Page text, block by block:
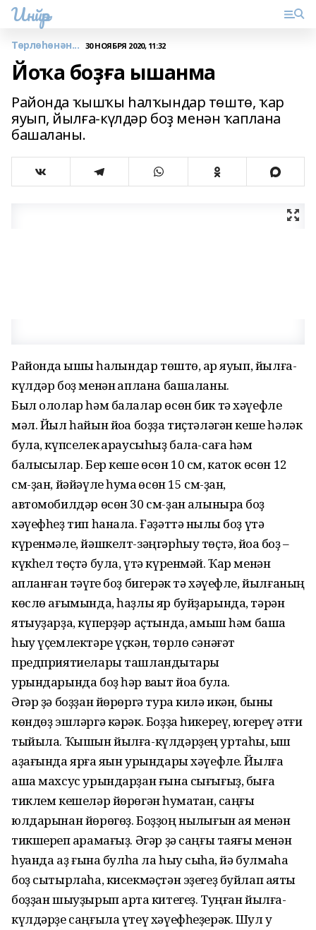
Инйәр
Төрлөһөнән... 30 НОЯБРЯ 2020, 11:32
Йоҡа боҙға ышанма
Районда ҡышҡы һалҡындар төштө, ҡар
яуып, йылға-күлдәр боҙ менән ҡаплана
башаланы.
Районда ҡышҡы һалҡындар төштө, ҡар яуып, йылға-
күлдәр боҙ менән ҡаплана башаланы.
Был ололар һәм балалар өсөн бик тә хәүефле
мәл. Йыл һайын йоҡа боҙҙа тиҫтәләгән кеше һәләк
була, күпселек ҡараусыһыҙ бала-саға һәм
балыҡсылар. Бер кеше өсөн 10 см, каток өсөн 12
см-ҙан, йәйәүле һуҡмаҡ өсөн 15 см-ҙан,
автомобилдәр өсөн 30 см-ҙан ҡалыныраҡ боҙ
хәүефһеҙ тип һанала. Ғәҙәттә ныҡлы боҙ үтә
күренмәле, йәшкелт-зәңгәрһыу төҫтә, йоҡа боҙ –
күкһел төҫтә була, үтә күренмәй. Ҡар менән
ҡапланған тәүге боҙ бигерәк тә хәүефле, йылғаның
көслө ағымында, һаҙлы яр буйҙарында, тәрән
ятыуҙарҙа, күперҙәр аҫтында, ҡамыш һәм башҡа
һыу үҫемлектәре үҫкән, төрлө сәнәғәт
предприятиелары ташландыҡтары
урындарында боҙ һәр ваҡыт йоҡа була.
Әгәр ҙә боҙҙан йөрөргә тура килә икән, быны
көндөҙ эшләргә кәрәк. Боҙҙа һикереү, югереү ҡәтғи
тыйыла. Ҡышын йылға-күлдәрҙең уртаһы, ҡыш
аҙағында ярға яҡын урындары хәүефле. Йылға
аша махсус урындарҙан ғына сығығыҙ, быға
тиклем кешеләр йөрөгән һуҡмаҡтан, саңғы
юлдарынан йөрөгөҙ. Боҙҙоң ныҡлығын аяҡ менән
тикшереп ҡарамағыҙ. Әгәр ҙә саңғы таяғы менән
һуҡҡанда аҙ ғына булһа ла һыу сыҡһа, йә булмаһа
боҙ сытырлаһа, кисекмәҫтән эҙегеҙ буйлап аяҡты
боҙҙан шыуҙырып артҡа китегеҙ. Туңған йылға-
күлдәрҙе саңғыла үтеү хәүефһеҙерәк. Шул уҡ